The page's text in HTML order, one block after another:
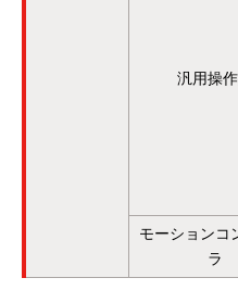
汎用操
モーションコ
ラ